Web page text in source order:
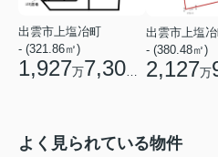
出雲市上塩冶町
- (321.86㎡)
1,927万7,300 円
出雲市上塩
- (380.48㎡)
2,127万
よく見られている物件